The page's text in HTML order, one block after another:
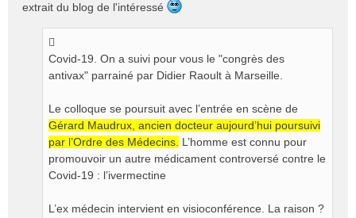
o
extrait du blog de l'intéressé
Covid-19. On a suivi pour vous le "congrès des
antivax" parrainé par Didier Raoult à Marseille.
Le colloque se poursuit avec l’entrée en scène de
Gérard Maudrux, ancien docteur aujourd’hui poursuivi
par l’Ordre des Médecins. L’homme est connu pour
promouvoir un autre médicament controversé contre le
Covid-19 : l’ivermectine
L’ex médecin intervient en visioconférence. La raison ?